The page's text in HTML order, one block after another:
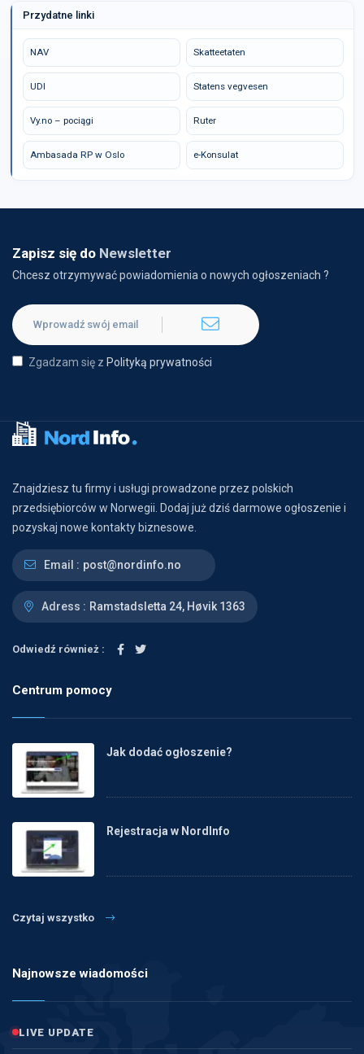
Przydatne linki
NAV Skatteetaten
UDI Statens vegvesen
Vy.no – pociągi Ruter
Ambasada RP w Oslo e-Konsulat
Zapisz się do Newsletter
Chcesz otrzymywać powiadomienia o nowych ogłoszeniach ?
Zgadzam się z Polityką prywatności
Znajdziesz tu firmy i usługi prowadzone przez polskich
przedsiębiorców w Norwegii. Dodaj już dziś darmowe ogłoszenie i
pozyskaj nowe kontakty biznesowe.
Email : post@nordinfo.no
Adress : Ramstadsletta 24, Høvik 1363
Odwiedź również :
Centrum pomocy
Jak dodać ogłoszenie?
Rejestracja w NordInfo
Czytaj wszystko
Najnowsze wiadomości
LIVE UPDATE